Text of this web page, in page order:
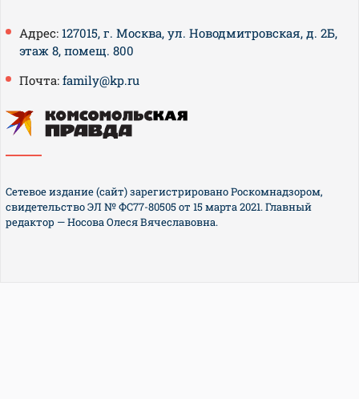
Адрес: 127015, г. Москва, ул. Новодмитровская, д. 2Б,
этаж 8, помещ. 800
Почта: family@kp.ru
Сетевое издание (сайт) зарегистрировано Роскомнадзором,
свидетельство ЭЛ № ФС77-80505 от 15 марта 2021. Главный
редактор — Носова Олеся Вячеславовна.